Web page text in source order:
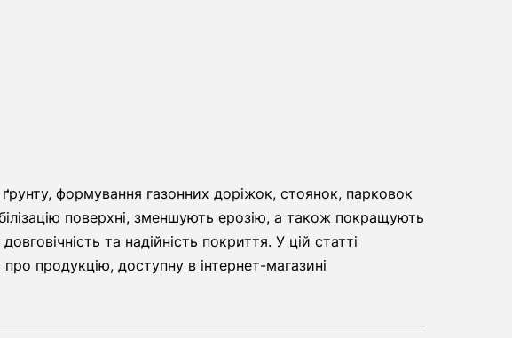
формування газонних доріжок, стоянок, парковок
поверхні, зменшують ерозію, а також покращують
та надійність покриття. У цій статті
продукцію, доступну в інтернет-магазині